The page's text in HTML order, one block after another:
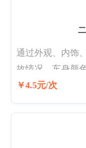
通过外观、内饰
故情况、车身颜
行车辆精准估值
￥4.5元/次